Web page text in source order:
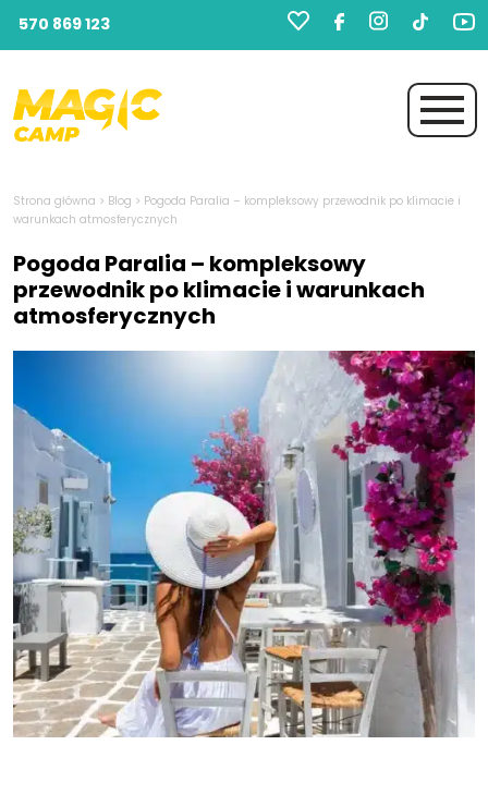
570 869 123
Strona główna > Blog > Pogoda Paralia – kompleksowy przewodnik po klimacie i
warunkach atmosferycznych
Pogoda Paralia – kompleksowy
przewodnik po klimacie i warunkach
atmosferycznych